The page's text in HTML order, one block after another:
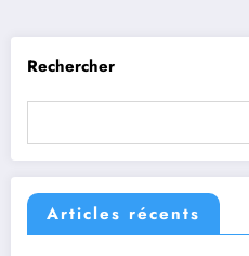
Rechercher
Articles récents